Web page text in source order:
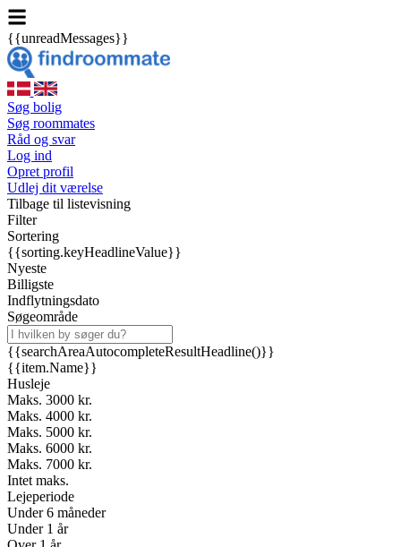
{{unreadMessages}}
Søg bolig
Søg roommates
Råd og svar
Log ind
Opret profil
Udlej dit værelse
Tilbage til listevisning
Filter
Sortering
{{sorting.keyHeadlineValue}}
Nyeste
Billigste
Indflytningsdato
Søgeområde
{{searchAreaAutocompleteResultHeadline()}}
{{item.Name}}
Husleje
Maks. 3000 kr.
Maks. 4000 kr.
Maks. 5000 kr.
Maks. 6000 kr.
Maks. 7000 kr.
Intet maks.
Lejeperiode
Under 6 måneder
Under 1 år